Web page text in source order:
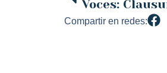
Compartir en redes: